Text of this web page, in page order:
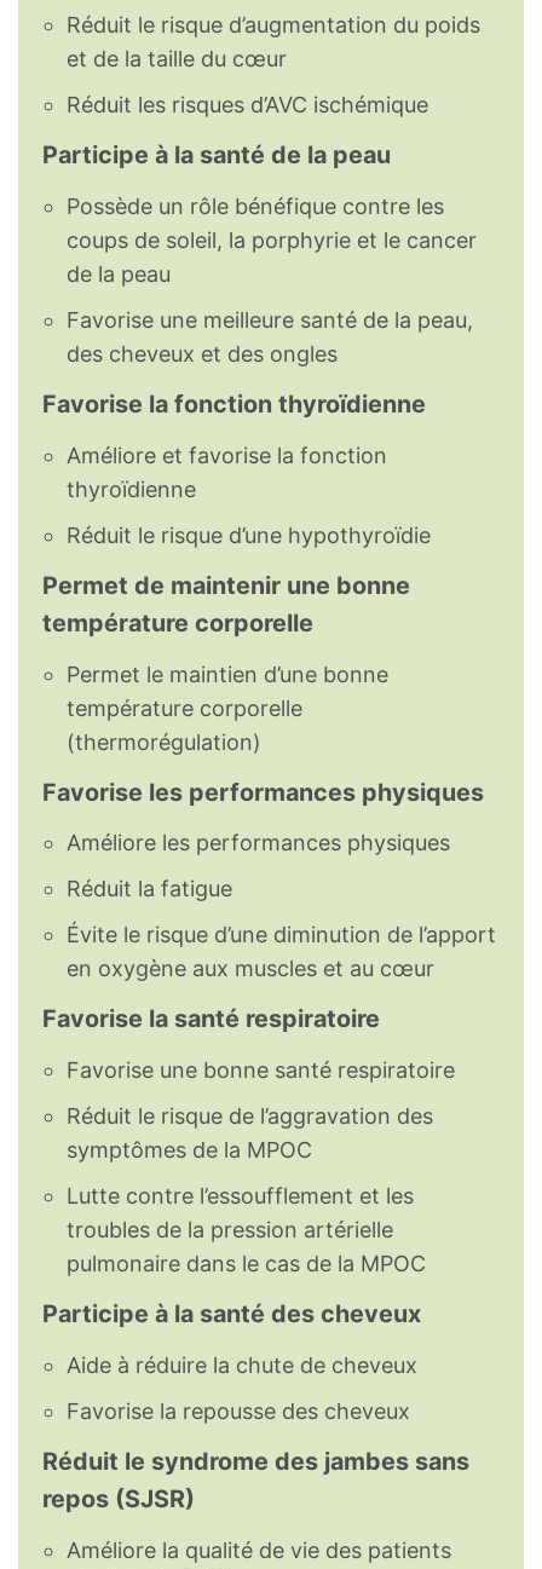
Réduit le risque d’augmentation du poids
et de la taille du cœur
Réduit les risques d’AVC ischémique
Participe à la santé de la peau
Possède un rôle bénéfique contre les
coups de soleil, la porphyrie et le cancer
de la peau
Favorise une meilleure santé de la peau,
des cheveux et des ongles
Favorise la fonction thyroïdienne
Améliore et favorise la fonction
thyroïdienne
Réduit le risque d’une hypothyroïdie
Permet de maintenir une bonne
température corporelle
Permet le maintien d’une bonne
température corporelle
(thermorégulation)
Favorise les performances physiques
Améliore les performances physiques
Réduit la fatigue
Évite le risque d’une diminution de l’apport
en oxygène aux muscles et au cœur
Favorise la santé respiratoire
Favorise une bonne santé respiratoire
Réduit le risque de l’aggravation des
symptômes de la MPOC
Lutte contre l’essoufflement et les
troubles de la pression artérielle
pulmonaire dans le cas de la MPOC
Participe à la santé des cheveux
Aide à réduire la chute de cheveux
Favorise la repousse des cheveux
Réduit le syndrome des jambes sans
repos (SJSR)
Améliore la qualité de vie des patients